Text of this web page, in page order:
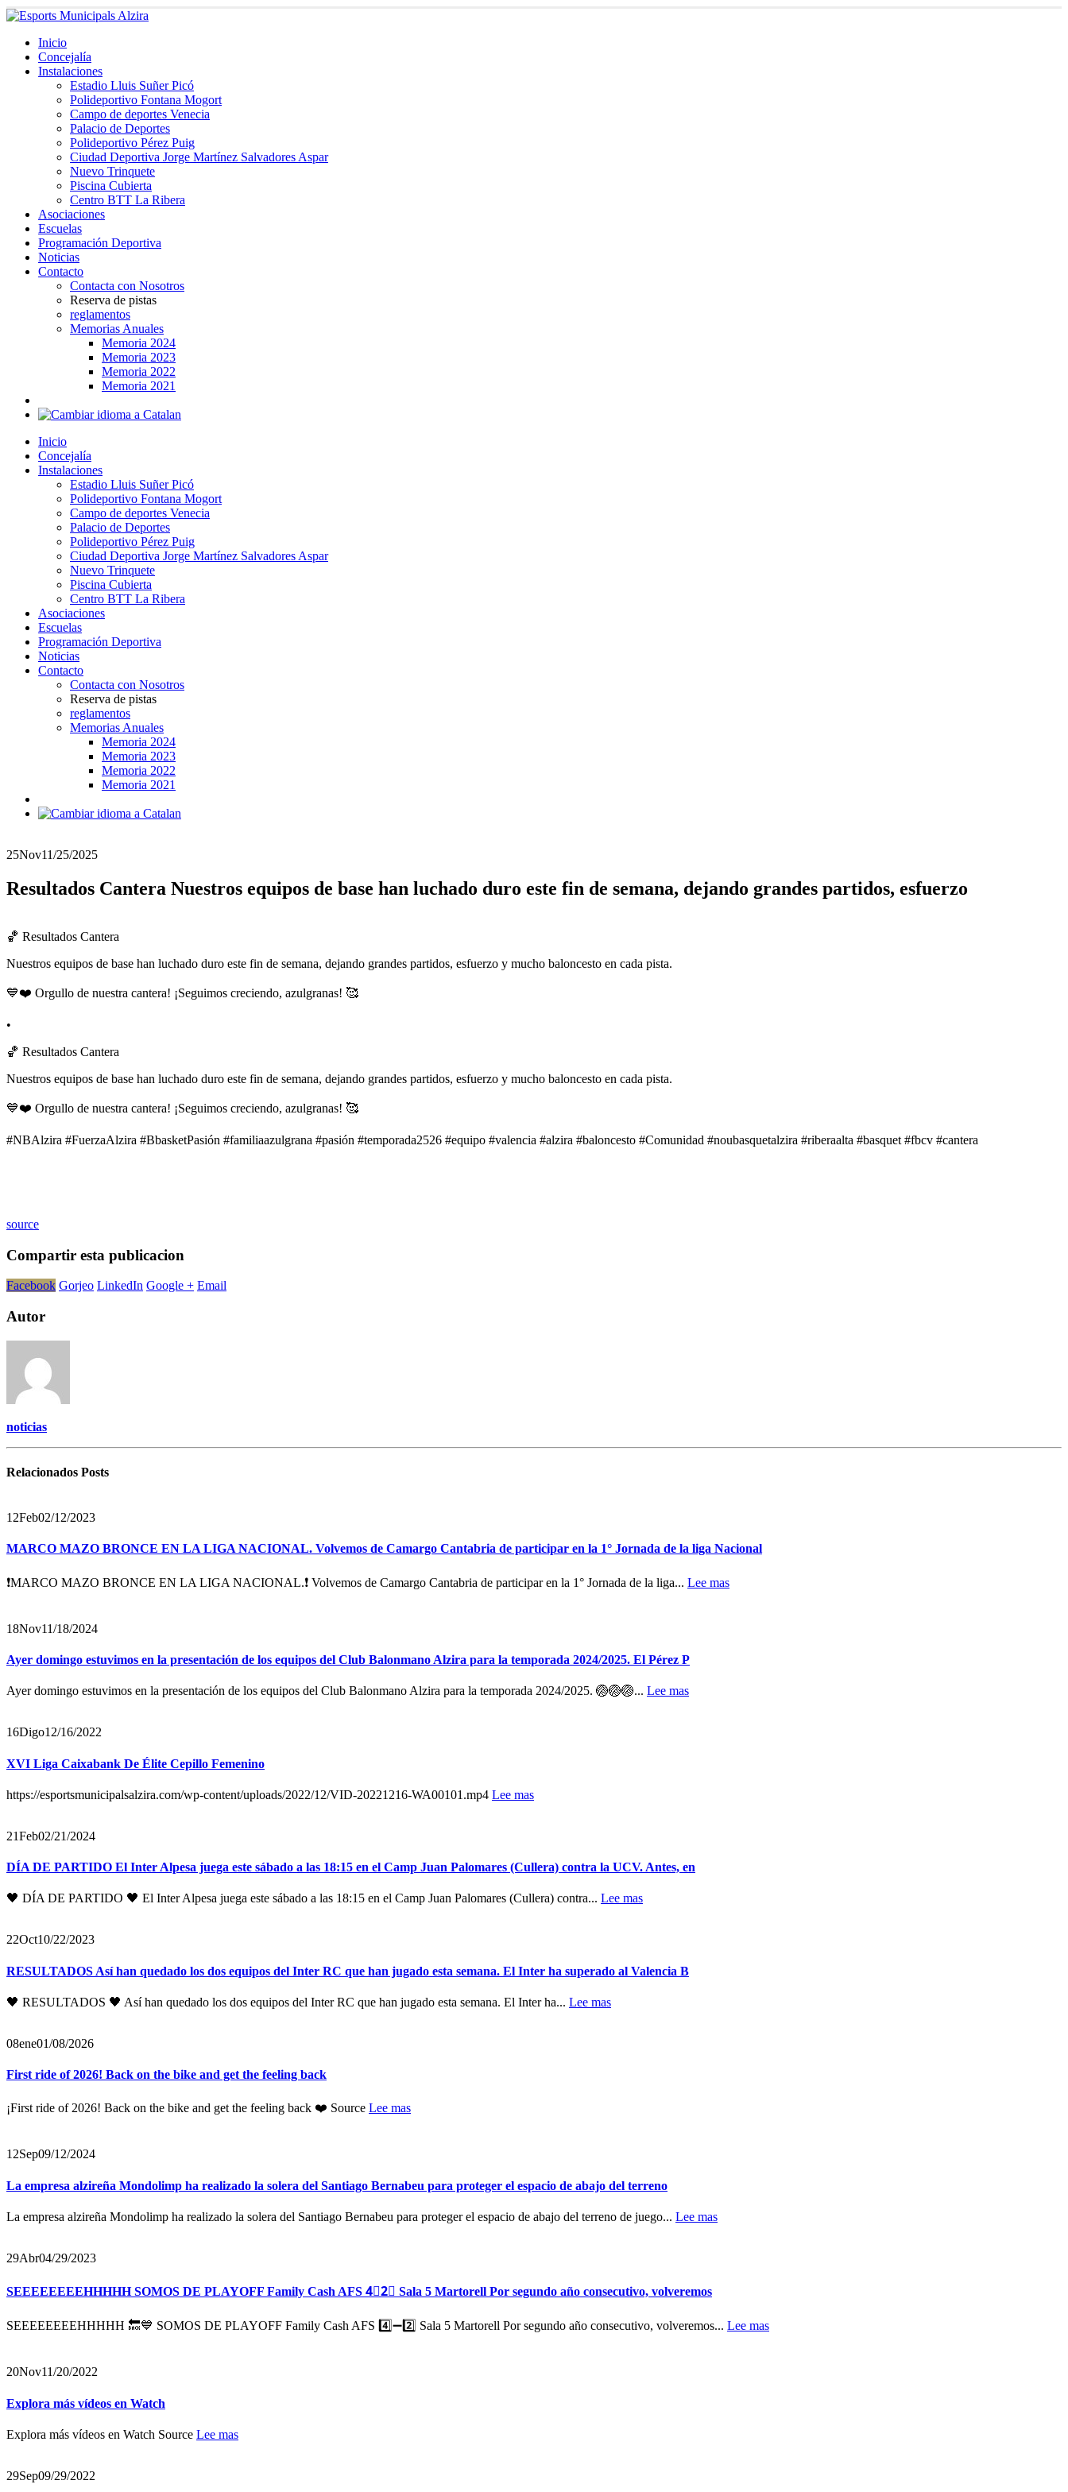
Inicio
Concejalía
Instalaciones
Estadio Lluis Suñer Picó
Polideportivo Fontana Mogort
Campo de deportes Venecia
Palacio de Deportes
Polideportivo Pérez Puig
Ciudad Deportiva Jorge Martínez Salvadores Aspar
Nuevo Trinquete
Piscina Cubierta
Centro BTT La Ribera
Asociaciones
Escuelas
Programación Deportiva
Noticias
Contacto
Contacta con Nosotros
Reserva de pistas
reglamentos
Memorias Anuales
Memoria 2024
Memoria 2023
Memoria 2022
Memoria 2021
Inicio
Concejalía
Instalaciones
Estadio Lluis Suñer Picó
Polideportivo Fontana Mogort
Campo de deportes Venecia
Palacio de Deportes
Polideportivo Pérez Puig
Ciudad Deportiva Jorge Martínez Salvadores Aspar
Nuevo Trinquete
Piscina Cubierta
Centro BTT La Ribera
Asociaciones
Escuelas
Programación Deportiva
Noticias
Contacto
Contacta con Nosotros
Reserva de pistas
reglamentos
Memorias Anuales
Memoria 2024
Memoria 2023
Memoria 2022
Memoria 2021
25Nov11/25/2025
Resultados Cantera Nuestros equipos de base han luchado duro este fin de semana, dejando grandes partidos, esfuerzo
🏀 Resultados Cantera
Nuestros equipos de base han luchado duro este fin de semana, dejando grandes partidos, esfuerzo y mucho baloncesto en cada pista.
💙❤️ Orgullo de nuestra cantera! ¡Seguimos creciendo, azulgranas! 🥰
•
🏀 Resultados Cantera
Nuestros equipos de base han luchado duro este fin de semana, dejando grandes partidos, esfuerzo y mucho baloncesto en cada pista.
💙❤️ Orgullo de nuestra cantera! ¡Seguimos creciendo, azulgranas! 🥰
#NBAlzira #FuerzaAlzira #BbasketPasión #familiaazulgrana #pasión #temporada2526 #equipo #valencia #alzira #baloncesto #Comunidad #noubasquetalzira #riberaalta #basquet #fbcv #cantera
source
Compartir esta publicacion
Facebook Gorjeo LinkedIn Google + Email
Autor
noticias
Relacionados Posts
12Feb02/12/2023
MARCO MAZO BRONCE EN LA LIGA NACIONAL. Volvemos de Camargo Cantabria de participar en la 1° Jornada de la liga Nacional
❗MARCO MAZO BRONCE EN LA LIGA NACIONAL.❗ Volvemos de Camargo Cantabria de participar en la 1° Jornada de la liga... Lee mas
18Nov11/18/2024
Ayer domingo estuvimos en la presentación de los equipos del Club Balonmano Alzira para la temporada 2024/2025. El Pérez P
Ayer domingo estuvimos en la presentación de los equipos del Club Balonmano Alzira para la temporada 2024/2025. 🏐🏐🏐... Lee mas
16Digo12/16/2022
XVI Liga Caixabank De Élite Cepillo Femenino
https://esportsmunicipalsalzira.com/wp-content/uploads/2022/12/VID-20221216-WA00101.mp4 Lee mas
21Feb02/21/2024
DÍA DE PARTIDO El Inter Alpesa juega este sábado a las 18:15 en el Camp Juan Palomares (Cullera) contra la UCV. Antes, en
🖤 DÍA DE PARTIDO 🖤 El Inter Alpesa juega este sábado a las 18:15 en el Camp Juan Palomares (Cullera) contra... Lee mas
22Oct10/22/2023
RESULTADOS Así han quedado los dos equipos del Inter RC que han jugado esta semana. El Inter ha superado al Valencia B
🖤 RESULTADOS 🖤 Así han quedado los dos equipos del Inter RC que han jugado esta semana. El Inter ha... Lee mas
08ene01/08/2026
First ride of 2026! Back on the bike and get the feeling back
¡First ride of 2026! Back on the bike and get the feeling back ❤️ Source Lee mas
12Sep09/12/2024
La empresa alzireña Mondolimp ha realizado la solera del Santiago Bernabeu para proteger el espacio de abajo del terreno
La empresa alzireña Mondolimp ha realizado la solera del Santiago Bernabeu para proteger el espacio de abajo del terreno de juego... Lee mas
29Abr04/29/2023
SEEEEEEEEHHHHH SOMOS DE PLAYOFF Family Cash AFS 4⃣2⃣ Sala 5 Martorell Por segundo año consecutivo, volveremos
SEEEEEEEEHHHHH 🔙💙 SOMOS DE PLAYOFF Family Cash AFS 4️⃣➖2️⃣ Sala 5 Martorell Por segundo año consecutivo, volveremos... Lee mas
20Nov11/20/2022
Explora más vídeos en Watch
Explora más vídeos en Watch Source Lee mas
29Sep09/29/2022